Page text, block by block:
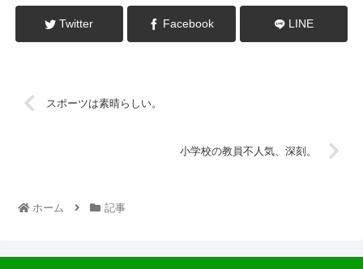
Twitter Facebook LINE
スポーツは素晴らしい。
小学校の教員不人気、深刻。
ホーム 記事